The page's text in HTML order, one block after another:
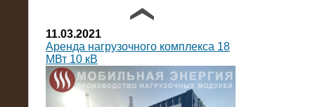
11.03.2021
Аренда нагрузочного комплекса 18
МВт 10 кВ